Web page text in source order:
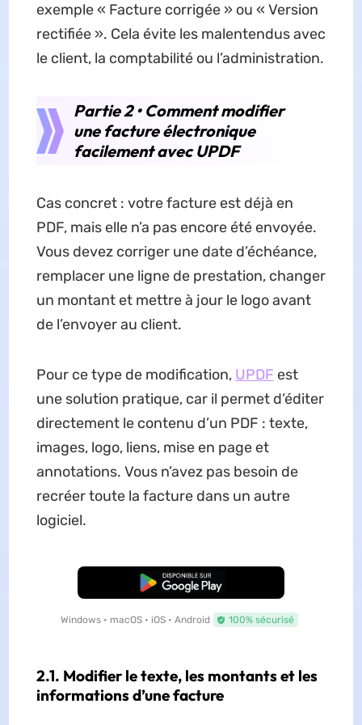
exemple « Facture corrigée » ou « Version
rectifiée ». Cela évite les malentendus avec
le client, la comptabilité ou l’administration.
Partie 2 • Comment modifier
une facture électronique
facilement avec UPDF
Cas concret : votre facture est déjà en
PDF, mais elle n’a pas encore été envoyée.
Vous devez corriger une date d’échéance,
remplacer une ligne de prestation, changer
un montant et mettre à jour le logo avant
de l’envoyer au client.
Pour ce type de modification, UPDF est
une solution pratique, car il permet d’éditer
directement le contenu d’un PDF : texte,
images, logo, liens, mise en page et
annotations. Vous n’avez pas besoin de
recréer toute la facture dans un autre
logiciel.
TÉLÉCHARGER
Windows • macOS • iOS • Android 100% sécurisé
2.1. Modifier le texte, les montants et les
informations d’une facture